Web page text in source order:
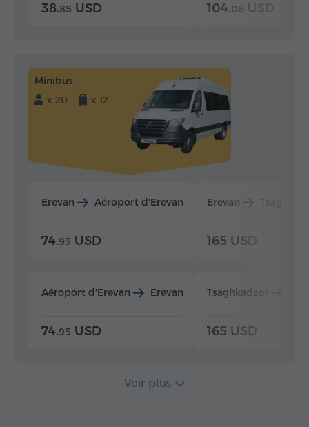
38.85 USD 104.06 USD
Minibus
x 20
x 12
Erevan Aéroport d'Erevan
74.93 USD
Aéroport d'Erevan Erevan
74.93 USD
Erevan
165 USD
Tsaghkadzor
165 USD
Voir plus